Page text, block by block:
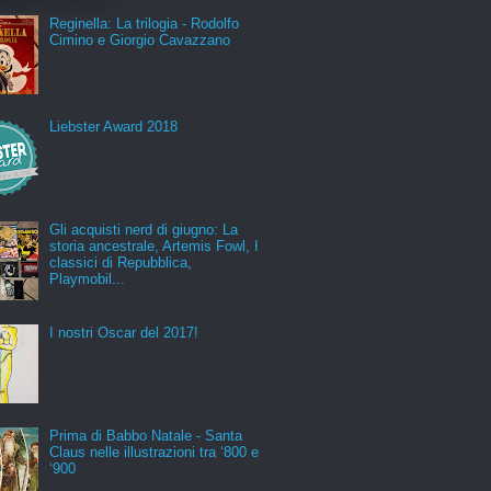
Reginella: La trilogia - Rodolfo
Cimino e Giorgio Cavazzano
Liebster Award 2018
Gli acquisti nerd di giugno: La
storia ancestrale, Artemis Fowl, I
classici di Repubblica,
Playmobil...
I nostri Oscar del 2017!
Prima di Babbo Natale - Santa
Claus nelle illustrazioni tra ‘800 e
‘900